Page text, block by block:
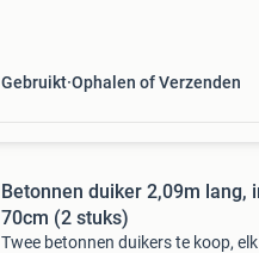
Gebruikt Ophalen of Verzenden
Betonnen duiker 2,09m lang,
70cm (2 stuks)
Twee betonnen duikers te koop,